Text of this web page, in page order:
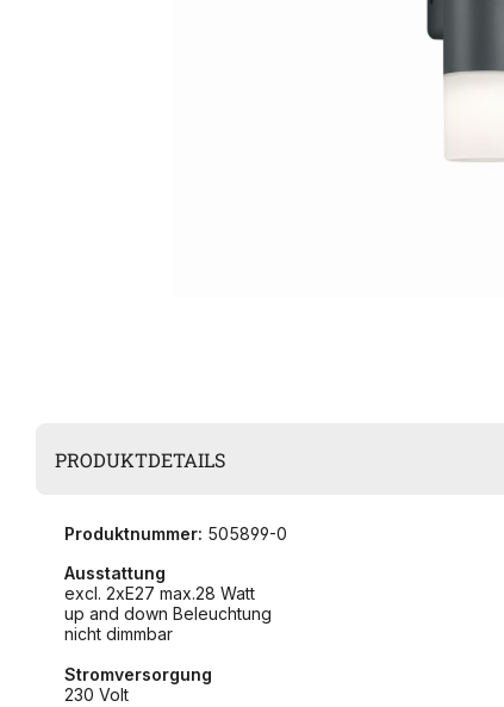
PRODUKTDETAILS
Produktnummer: 505899-0
Ausstattung
excl. 2xE27 max.28 Watt
up and down Beleuchtung
nicht dimmbar
Stromversorgung
230 Volt